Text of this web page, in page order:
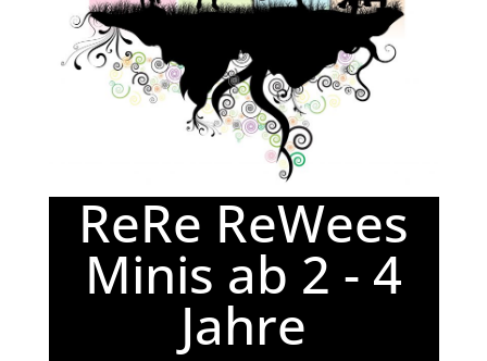
ReRe ReWees
Minis ab 2 - 4
Jahre